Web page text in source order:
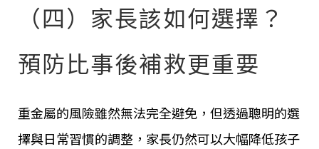
（四）家長該如何選擇？
預防比事後補救更重要
重金屬的風險雖然無法完全避免，但透過聰明的選
擇與日常習慣的調整，家長仍然可以大幅降低孩子